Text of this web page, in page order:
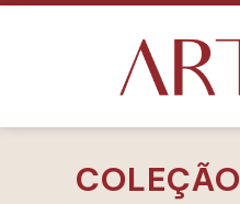
COLEÇÃO